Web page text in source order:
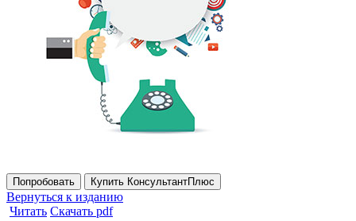
Попробовать Купить КонсультантПлюс
Вернуться к изданию
Читать Скачать pdf